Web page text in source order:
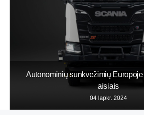
Autonominių sunkvežimių
aisiais
04 lapkr. 2024